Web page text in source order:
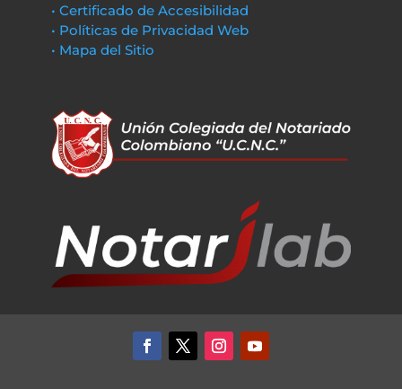
• Certificado de Accesibilidad
• Políticas de Privacidad Web
• Mapa del Sitio